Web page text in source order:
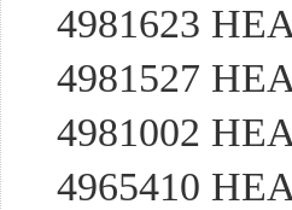
4981623
4981527
4981002
4965410